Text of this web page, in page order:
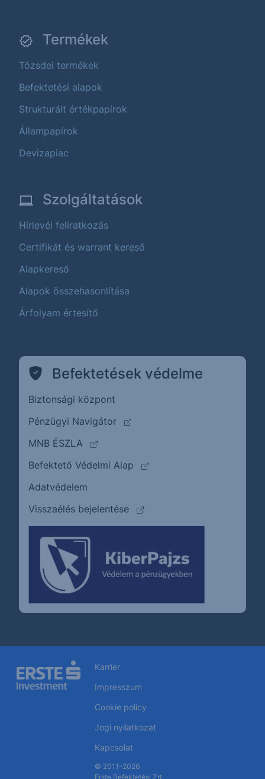
Termékek
Tőzsdei termékek
Befektetési alapok
Strukturált értékpapírok
Állampapírok
Devizapiac
Szolgáltatások
Hírlevél feliratkozás
Certifikát és warrant kereső
Alapkereső
Alapok összehasonlítása
Árfolyam értesítő
Befektetések védelme
Biztonsági központ
Pénzügyi Navigátor
(külső oldalra ugrik)
MNB ÉSZLA
(külső oldalra ugrik)
Befektető Védelmi Alap
(külső oldalra ugrik)
Adatvédelem
Visszaélés bejelentése
(külső oldalra ugrik)
Karrier
Impresszum
Cookie policy
Jogi nyilatkozat
Kapcsolat
© 2011–2026
Erste Befektetési Zrt.